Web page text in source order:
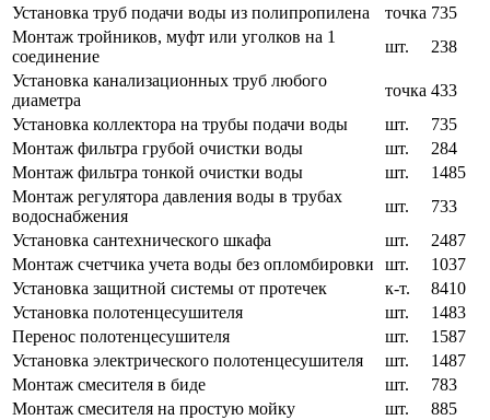
Установка труб подачи воды из полипропилена
точка 735
Монтаж тройников, муфт или уголков на 1
соединение
шт.
238
Установка канализационных труб любого
диаметра
точка 433
Установка коллектора на трубы подачи воды
шт.
735
Монтаж фильтра грубой очистки воды
шт.
284
Монтаж фильтра тонкой очистки воды
шт.
1485
Монтаж регулятора давления воды в трубах
водоснабжения
шт.
733
Установка сантехнического шкафа
шт.
2487
Монтаж счетчика учета воды без опломбировки
шт.
1037
Установка защитной системы от протечек
к-т.
8410
Установка полотенцесушителя
шт.
1483
Перенос полотенцесушителя
шт.
1587
Установка электрического полотенцесушителя
шт.
1487
Монтаж смесителя в биде
шт.
783
Монтаж смесителя на простую мойку
шт.
885